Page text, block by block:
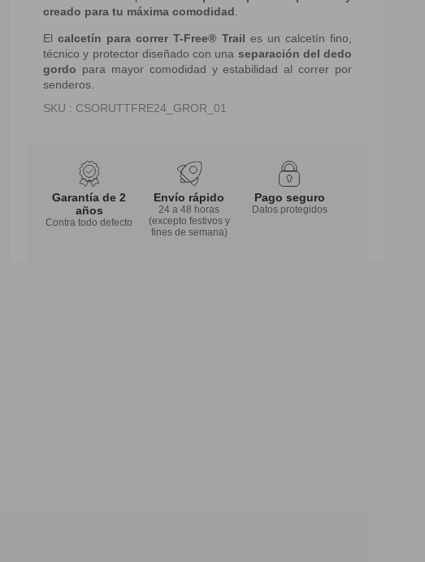
creado para tu máxima comodidad
Elcalcetín para correr T-Free® Trail es un calcetín fino,
técnico y protector diseñado con una separación del dedo
gordo para mayor comodidad y estabilidad al correr por
senderos.
SKU : CSORUTTFRE24_GROR_01
Garantía de 2
años
Contra todo defecto
Envío rápido
24 a 48 horas
(excepto festivos y
fines de semana)
Pago seguro
Datos protegidos